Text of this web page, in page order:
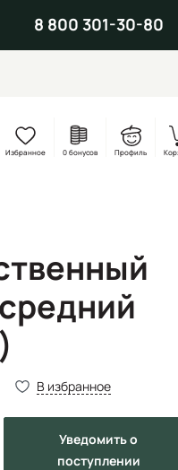
8 800 301-30-80
Избранное 0 бонусов Профиль
В избранное
Уведомитьо
поступлении